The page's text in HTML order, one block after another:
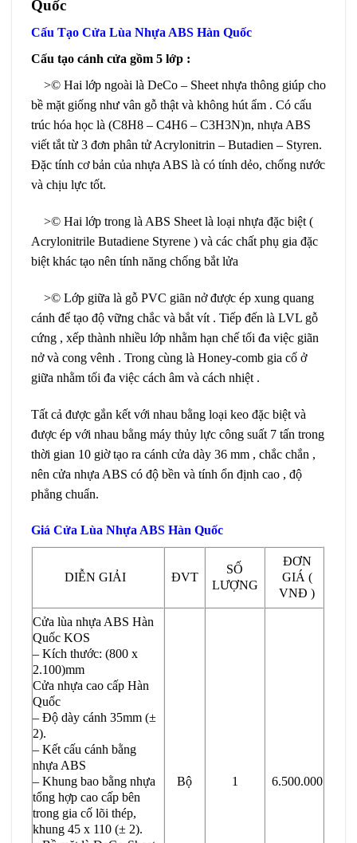
Quốc
Cấu Tạo Cửa Lùa Nhựa ABS Hàn Quốc
Cấu tạo cánh cửa gồm 5 lớp :
>© Hai lớp ngoài là DeCo – Sheet nhựa thông giúp cho
bề mặt giống như vân gỗ thật và không hút ẩm . Có cấu
trúc hóa học là (C8H8 – C4H6 – C3H3N)n, nhựa ABS
viết tắt từ 3 đơn phân tử Acrylonitrin – Butadien – Styren.
Đặc tính cơ bản của nhựa ABS là có tính dẻo, chống nước
và chịu lực tốt.
>© Hai lớp trong là ABS Sheet là loại nhựa đặc biệt (
Acrylonitrile Butadiene Styrene ) và các chất phụ gia đặc
biệt khác tạo nên tính năng chống bắt lửa
>© Lớp giữa là gỗ PVC giãn nở được ép xung quang
cánh để tạo độ vững chắc và bắt vít . Tiếp đến là LVL gỗ
cứng , xếp thành nhiều lớp nhằm hạn chế tối đa việc giãn
nở và cong vênh . Trong cùng là Honey-comb gia cố ở
giữa nhằm tối đa việc cách âm và cách nhiệt .
Tất cả được gắn kết với nhau bằng loại keo đặc biệt và
được ép với nhau bằng máy thủy lực công suất 7 tấn trong
thời gian 10 giờ tạo ra cánh cửa dày 36 mm , chắc chắn ,
nên cửa nhựa ABS có độ bền và tính ổn định cao , độ
phẳng chuẩn.
Giá Cửa Lùa Nhựa ABS Hàn Quốc
DIỄN GIẢI ĐVT
SỐ
LƯỢNG
ĐƠN
GIÁ (
VNĐ )
Cửa lùa nhựa ABS Hàn
Quốc KOS
– Kích thước: (800 x
2.100)mm
Cửa nhựa cao cấp Hàn
Quốc
– Độ dày cánh 35mm (±
2).
– Kết cấu cánh bằng
nhựa ABS
– Khung bao bằng nhựa
tổng hợp cao cấp bên
trong gia cố lõi thép,
khung 45 x 110 (± 2).
Bộ 1 6.500.000